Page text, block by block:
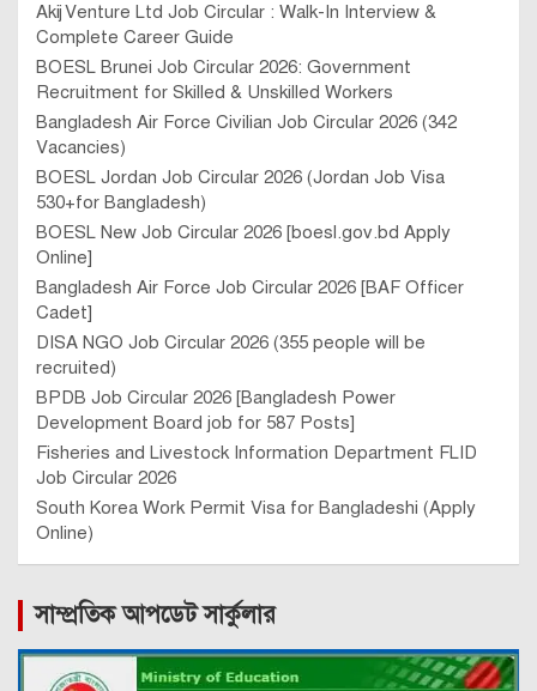
Akij Venture Ltd Job Circular : Walk-In Interview &
Complete Career Guide
BOESL Brunei Job Circular 2026: Government
Recruitment for Skilled & Unskilled Workers
Bangladesh Air Force Civilian Job Circular 2026 (342
Vacancies)
BOESL Jordan Job Circular 2026 (Jordan Job Visa
530+for Bangladesh)
BOESL New Job Circular 2026 [boesl.gov.bd Apply
Online]
Bangladesh Air Force Job Circular 2026 [BAF Officer
Cadet]
DISA NGO Job Circular 2026 (355 people will be
recruited)
BPDB Job Circular 2026 [Bangladesh Power
Development Board job for 587 Posts]
Fisheries and Livestock Information Department FLID
Job Circular 2026
South Korea Work Permit Visa for Bangladeshi (Apply
Online)
সাম্প্রতিক আপডেট সার্কুলার